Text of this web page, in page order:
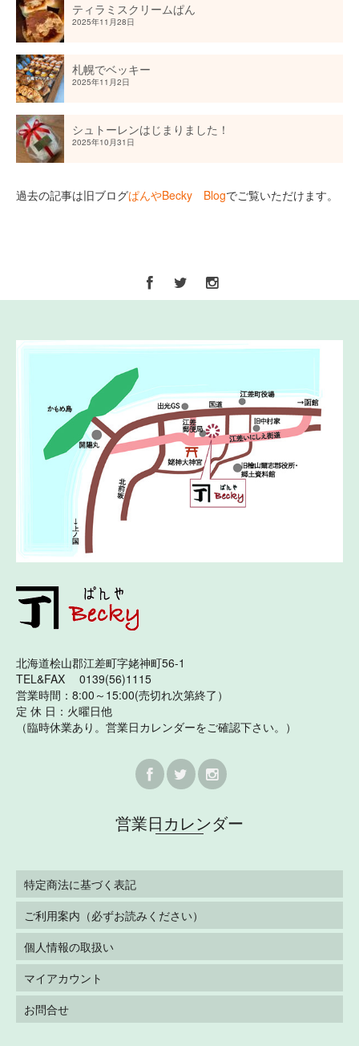
ティラミスクリームぱん
2025年11月28日
札幌でベッキー
2025年11月2日
シュトーレンはじまりました！
2025年10月31日
過去の記事は旧ブログぱんやBecky Blogでご覧いただけます。
北海道桧山郡江差町字姥神町56-1
TEL&FAX 0139(56)1115
営業時間：8:00～15:00(売切れ次第終了）
定 休 日：火曜日他
（臨時休業あり。営業日カレンダーをご確認下さい。）
営業日カレンダー
特定商法に基づく表記
ご利用案内（必ずお読みください）
個人情報の取扱い
マイアカウント
お問合せ